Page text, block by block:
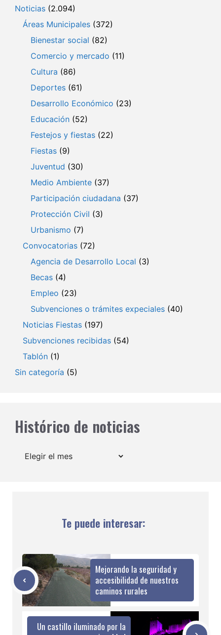
Noticias (2.094)
Áreas Municipales (372)
Bienestar social (82)
Comercio y mercado (11)
Cultura (86)
Deportes (61)
Desarrollo Económico (23)
Educación (52)
Festejos y fiestas (22)
Fiestas (9)
Juventud (30)
Medio Ambiente (37)
Participación ciudadana (37)
Protección Civil (3)
Urbanismo (7)
Convocatorias (72)
Agencia de Desarrollo Local (3)
Becas (4)
Empleo (23)
Subvenciones o trámites expeciales (40)
Noticias Fiestas (197)
Subvenciones recibidas (54)
Tablón (1)
Sin categoría (5)
Histórico de noticias
Archivos
Te puede interesar:
Mejorando la seguridad y
accesibilidad de nuestros
caminos rurales
Un castillo iluminado por la